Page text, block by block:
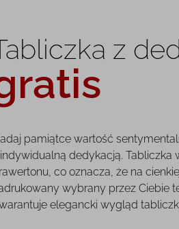
z
pamiątce wartość
dedykacją. Tabliczka
co oznacza, że na
wybrany przez Ciebie
elegancki wygląd